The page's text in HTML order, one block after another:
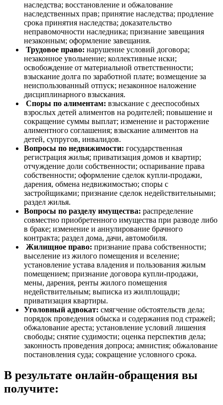
наследства; восстановление и обжалование
наследственных прав; принятие наследства; продление
срока принятия наследства; доказательство
неправомочности наследника; признание завещания
незаконным; оформление завещания.
Трудовое право: нарушение условий договора;
незаконное увольнение; коллективные иски;
освобождение от материальной ответственности;
взыскание долга по заработной плате; возмещение за
неиспользованный отпуск; незаконное наложение
дисциплинарного взыскания.
Споры по алиментам: взыскание с дееспособных
взрослых детей алиментов на родителей; повышение и
сокращение суммы выплат; изменение и расторжение
алиментного соглашения; взыскание алиментов на
детей, супругов, инвалидов.
Вопросы по недвижимости: государственная
регистрация жилья; приватизация домов и квартир;
отчуждение доли собственности; оспаривание права
собственности; оформление сделок купли-продажи,
дарения, обмена недвижимостью; споры с
застройщиками; признание сделок недействительными;
раздел жилья.
Вопросы по разделу имущества: распределение
совместно приобретенного имущества при разводе либо
в браке; изменение и аннулирование брачного
контракта; раздел дома, дачи, автомобиля.
Жилищное право: признание права собственности;
выселение из жилого помещения и вселение;
установление устава владения и пользования жилым
помещением; признание договора купли-продажи,
мены, дарения, ренты жилого помещения
недействительным; выписка из жилплощади;
приватизация квартиры.
Уголовный адвокат: смягчение обстоятельств дела;
порядок проведения обыска и содержания под стражей;
обжалование ареста; установление условий лишения
свободы; снятие судимости; оценка перспектив дела;
законность проведения допроса; амнистия; обжалование
постановления суда; сокращение условного срока.
В результате онлайн-обращения вы
получите: